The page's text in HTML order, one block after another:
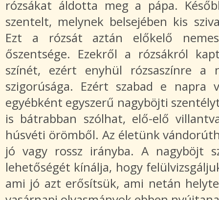
rózsákat áldotta meg a pápa.
szentelt, melynek belsejében kis
Ezt a rózsát aztán előkelő
őszentsége. Ezekről a rózsákról
színét, ezért enyhül rózsaszínre a
szigorúsága. Ezért szabad e napra
egyébként egyszerű nagyböjti
is bátrabban szólhat, elő-elő
húsvéti örömből. Az életünk
jó vagy rossz irányba. A nagyböjt
lehetőségét kínálja, hogy
ami jó azt erősítsük, ami netán